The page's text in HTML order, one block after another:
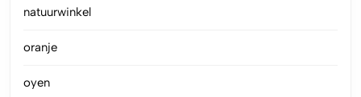
natuurwinkel
oranje
oyen